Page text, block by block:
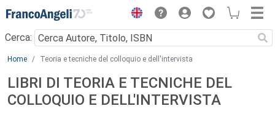
Menu
Cerca:
Main content
Home Teoria e tecniche del colloquio e dell'intervista
LIBRI DI TEORIA E TECNICHE DEL
COLLOQUIO E DELL'INTERVISTA